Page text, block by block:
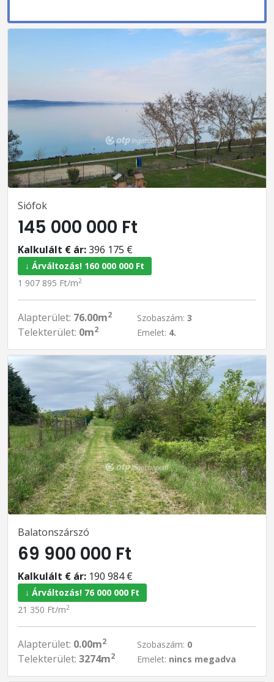
Siófok
145 000 000 Ft
Kalkulált € ár:396 175 €
↓ Árváltozás! 160 000 000 Ft
1 907 895 Ft/m2
Alapterület: 76.00m2
Telekterület: 0m2
Szobaszám: 3
Emelet: 4.
Balatonszárszó
69 900 000 Ft
Kalkulált € ár: 190 984 €
↓ Árváltozás! 76 000 000 Ft
21 350 Ft/m2
Alapterület: 0.00m2
Telekterület: 3274m2
Szobaszám: 0
Emelet: nincs megadva